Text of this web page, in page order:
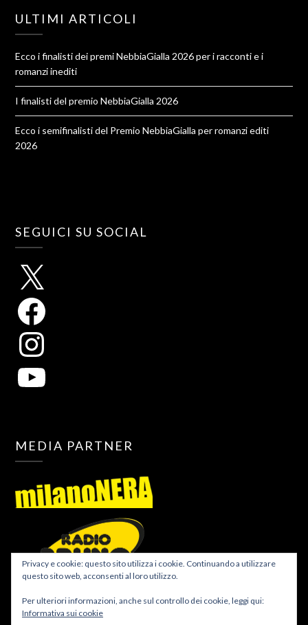
ULTIMI ARTICOLI
Ecco i finalisti dei premi NebbiaGialla 2026 per i racconti e i
romanzi inediti
I finalisti del premio NebbiaGialla 2026
Ecco i semifinalisti del Premio NebbiaGialla per romanzi editi
2026
SEGUICI SU SOCIAL
MEDIA PARTNER
Privacy e cookie: questo sito utilizza i cookie. Continuando a utilizzare
questo sito web, acconsenti al loro utilizzo.
Per ulteriori informazioni, anche sul controllo dei cookie, leggi qui:
Informativa sui cookie